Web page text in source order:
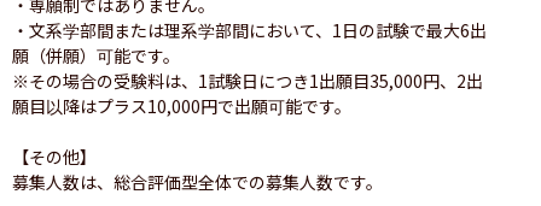
・文系学部間または理系学部間において、1日の試験で最大6出
願（併願）可能です。
※その場合の受験料は、1試験日につき1出願目35,000円、2出
願目以降はプラス10,000円で出願可能です。
【その他】